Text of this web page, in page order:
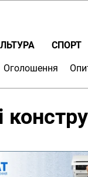
СПОРТ
Оголошення